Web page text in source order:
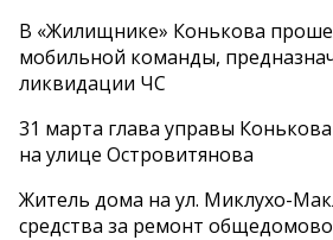
В «Жилищнике» Конькова
мобильной команды,
ликвидации ЧС
31 марта глава управы
на улице Островитянова
Житель дома на ул. Миклухо-
средства за ремонт